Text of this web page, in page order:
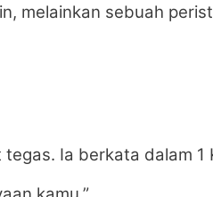
melainkan sebuah
Ia berkata dalam 1